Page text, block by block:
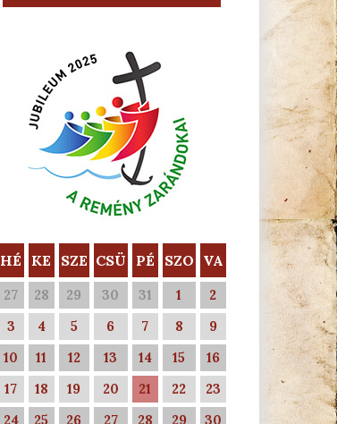
HÉ KE SZE CSÜ PÉ SZO VA
27 28 29 30 31 1
2
3
4 5 6 7 8
9
10
11 12 13 14 15
16
17
18 19 20 21 22
23
24
25 26 27 28 29
30